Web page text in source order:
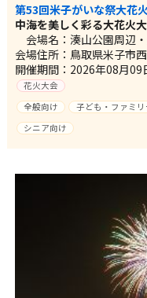
第53回米子がいな祭大花
中海を美しく彩る大花火
会場名：湊山公園周辺
会場住所：鳥取県米子市
開催期間：2026年08月09
花火大会
全般向け
子ども・ファミ
シニア向け